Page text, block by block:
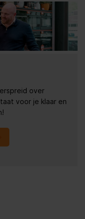
over
voor je klaar en